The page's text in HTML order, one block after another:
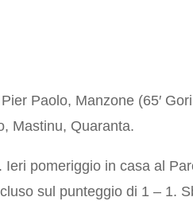
Paolo, Manzone (65′
Mastinu, Quaranta.
pomeriggio in casa al
sul punteggio di 1 – 1.